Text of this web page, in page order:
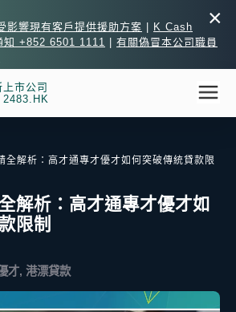
×
影響現有客戶提供援助方案
K Cash
知 +852 6501 1111
有關偽冒本公司職員
市公司
2483.HK
全解析：高才通專才優才如何突破傳統貸款限
解析：高才通專才優才如
限制
才, 港漂貸款